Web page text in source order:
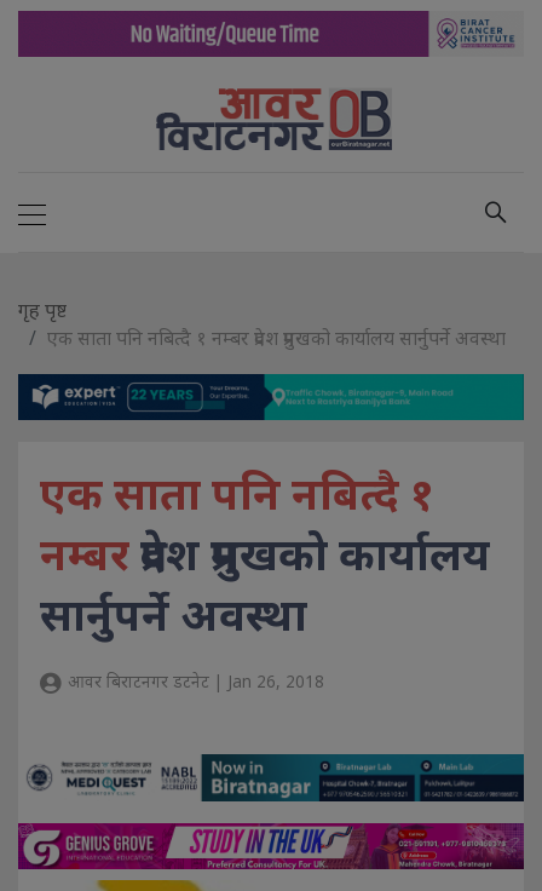
गृह पृष्ट
एक साता पनि नबित्दै १ नम्बर प्रदेश प्रमुखको कार्यालय सार्नुपर्ने अवस्था
एक साता पनि नबित्दै १
नम्बरप्रदेश प्रमुखको कार्यालय
सार्नुपर्ने अवस्था
आवर बिराटनगर डटनेट | Jan 26, 2018